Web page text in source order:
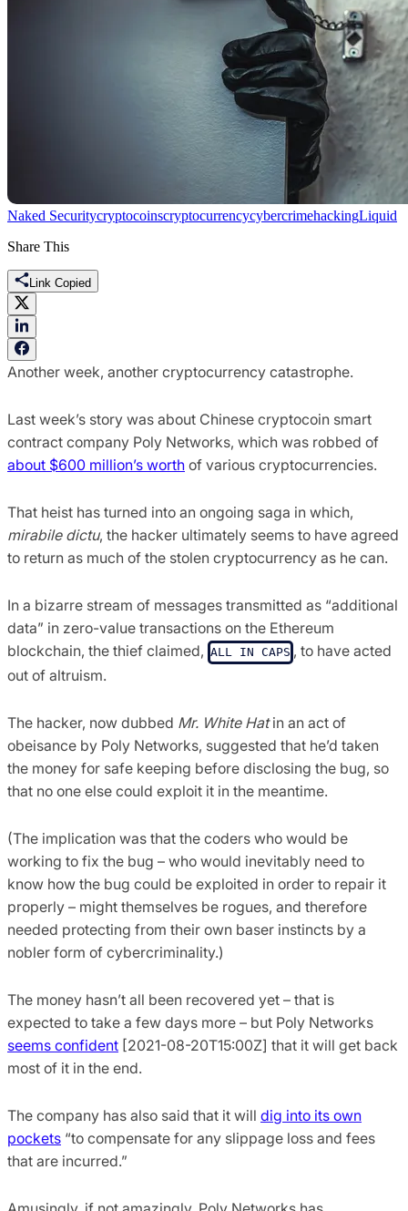
Naked SecuritycryptocoinscryptocurrencycybercrimehackingLiquid
Share This
Link Copied
Another week, another cryptocurrency catastrophe.
Last week’s story was about Chinese cryptocoin smart
contract company Poly Networks, which was robbed of
about $600 million’s worth of various cryptocurrencies.
That heist has turned into an ongoing saga in which,
mirabile dictu, the hacker ultimately seems to have agreed
to return as much of the stolen cryptocurrency as he can.
In a bizarre stream of messages transmitted as “additional
data” in zero-value transactions on the Ethereum
blockchain, the thief claimed, ALL IN CAPS , to have acted
out of altruism.
The hacker, now dubbed Mr. White Hatin an act of
obeisance by Poly Networks, suggested that he’d taken
the money for safe keeping before disclosing the bug, so
that no one else could exploit it in the meantime.
(The implication was that the coders who would be
working to fix the bug – who would inevitably need to
know how the bug could be exploited in order to repair it
properly – might themselves be rogues, and therefore
needed protecting from their own baser instincts by a
nobler form of cybercriminality.)
The money hasn’t all been recovered yet – that is
expected to take a few days more – but Poly Networks
seems confident [2021-08-20T15:00Z] that it will get back
most of it in the end.
The company has also said that it will dig into its own
pockets “to compensate for any slippage loss and fees
that are incurred.”